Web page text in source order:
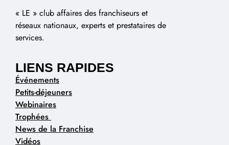
« LE » club affaires des franchiseurs et
réseaux nationaux, experts et prestataires de
services.
LIENS RAPIDES
Événements
Petits-déjeuners
Webinaires
Trophées
News de la Franchise
Vidéos